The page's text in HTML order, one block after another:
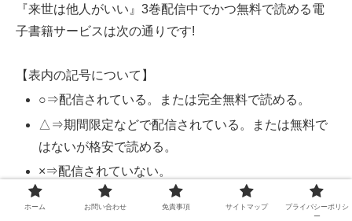
『来世は他人がいい』3巻配信中でかつ無料で読める電
子書籍サービスは次の通りです!
【表内の記号について】
○⇒配信されている。または完全無料で読める。
△⇒期間限定などで配信されている。または無料で
はないが格安で読める。
×⇒配信されていない。
ホーム お問い合わせ 免責事項 サイトマップ
プライバシーポリシ
ー